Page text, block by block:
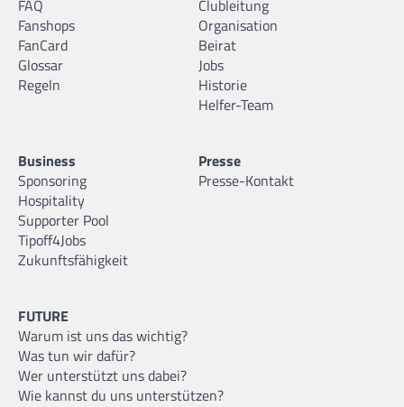
FAQ
Fanshops
FanCard
Glossar
Regeln
Clubleitung
Organisation
Beirat
Jobs
Historie
Helfer-Team
Business
Sponsoring
Hospitality
Supporter Pool
Tipoff4Jobs
Zukunftsfähigkeit
Presse
Presse-Kontakt
FUTURE
Warum ist uns das wichtig?
Was tun wir dafür?
Wer unterstützt uns dabei?
Wie kannst du uns unterstützen?